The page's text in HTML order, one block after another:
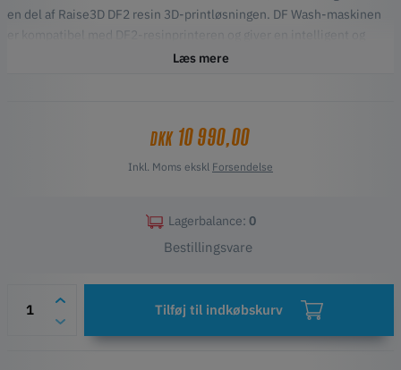
en del af Raise3D DF2 resin 3D-printløsningen. DF Wash-maskinen
er kompatibel med DF2-resinprinteren og giver en intelligent og
integreret vaskeløsning til dele, der er 3D-printet med resin. Når
Læs mere
DKK 10 990,00
Inkl. Moms ekskl Forsendelse
Lagerbalance: 0
Bestillingsvare
Tilføj til indkøbskurv